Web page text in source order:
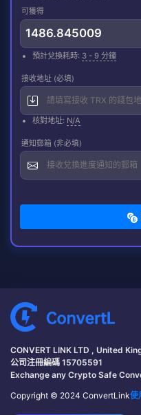
可獲得
預計兌換耗時: 3 - 9 分鐘
接收地址 (必填)
核對地址: N/A
通知郵箱 (非必填)
CONVERT LINK LTD , United
公司注冊編碼 15705591
Exchange any Crypto Safe
Copyright © 2024 ConvertLink使